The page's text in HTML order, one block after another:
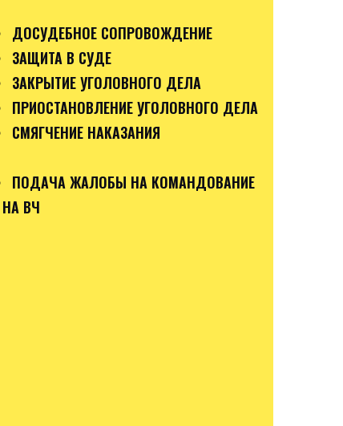
ДОСУДЕБНОЕ СОПРОВОЖДЕНИЕ
ЗАЩИТА В СУДЕ
ЗАКРЫТИЕ УГОЛОВНОГО ДЕЛА
ПРИОСТАНОВЛЕНИЕ УГОЛОВНОГО ДЕЛА
СМЯГЧЕНИЕ НАКАЗАНИЯ
ПОДАЧА ЖАЛОБЫ НА КОМАНДОВАНИЕ
ВЧ